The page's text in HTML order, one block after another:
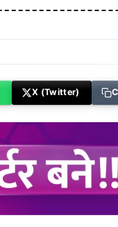
X (Twitter)